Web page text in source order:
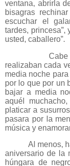
ventana, abrirla
bisagras
escuchar el
tardes, princesa”,
usted, caballero”.
realizaban cada
media noche
por lo que por un
bajar a media
aquél
platicar a
pasara por la
música y
Al menos,
aniversario de la
húngara de